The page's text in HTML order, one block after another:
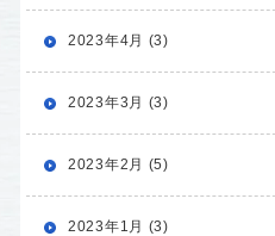
2023年4月 (3)
2023年3月 (3)
2023年2月 (5)
2023年1月 (3)